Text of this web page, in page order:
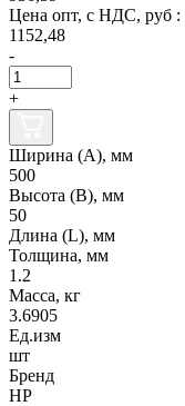
Цена опт, с НДС, руб :
1152,48
-
+
Ширина (А), мм
500
Высота (В), мм
50
Длина (L), мм
Толщина, мм
1.2
Масса, кг
3.6905
Ед.изм
шт
Бренд
НР